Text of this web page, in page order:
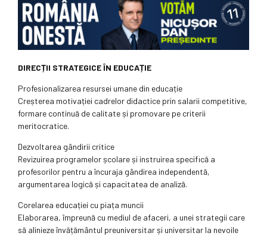
DIRECȚII STRATEGICE ÎN EDUCAȚIE
Profesionalizarea resursei umane din educație
Creșterea motivației cadrelor didactice prin salarii competitive,
formare continuă de calitate și promovare pe criterii
meritocratice.
Dezvoltarea gândirii critice
Revizuirea programelor școlare și instruirea specifică a
profesorilor pentru a încuraja gândirea independentă,
argumentarea logică și capacitatea de analiză.
Corelarea educației cu piața muncii
Elaborarea, împreună cu mediul de afaceri, a unei strategii care
să alinieze învățământul preuniversitar și universitar la nevoile